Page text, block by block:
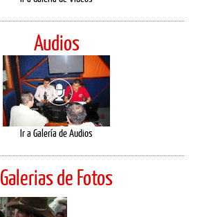
Audios
Ir a Galería de Audios
Galerias de Fotos